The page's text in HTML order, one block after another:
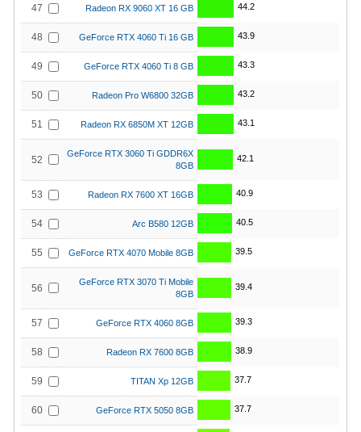
47 Radeon RX 9060 XT 16 GB 44.2
48 GeForce RTX 4060 Ti 16 GB 43.9
49 GeForce RTX 4060 Ti 8 GB 43.3
50 Radeon Pro W6800 32GB 43.2
51 Radeon RX 6850M XT 12GB 43.1
52
GeForce RTX 3060 Ti GDDR6X
8GB
42.1
53 Radeon RX 7600 XT 16GB 40.9
54 Arc B580 12GB 40.5
55 GeForce RTX 4070 Mobile 8GB 39.5
56
GeForce RTX 3070 Ti Mobile
8GB
39.4
57 GeForce RTX 4060 8GB 39.3
58 Radeon RX 7600 8GB 38.9
59 TITAN Xp 12GB 37.7
60 GeForce RTX 5050 8GB 37.7